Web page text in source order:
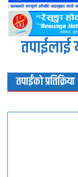
तपाईलाई
तपाईंको प्रतिक्रिया